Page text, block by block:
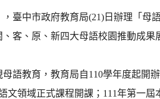
臺中市政府教育局(21)日辦理「母
客、原、新四大母語校園推動成
教育，教育局自110學年度起開
文領域正式課程開課；111年第一屆